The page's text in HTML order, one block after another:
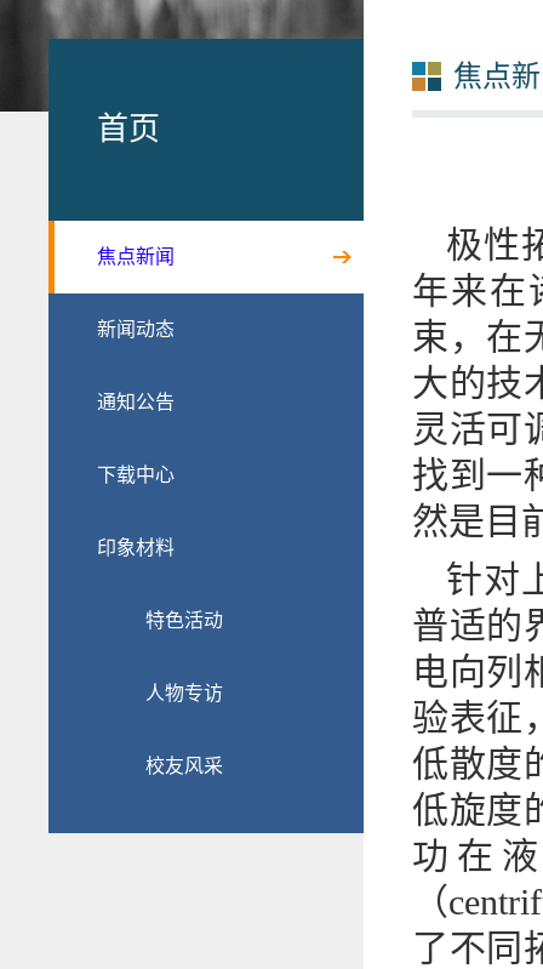
首页
焦点新闻
新闻动态
通知公告
下载中心
印象材料
特色活动
人物专访
校友风采
焦点
极性
年来在
束，在
大的技
灵活可
找到一
然是目
针对
普适的
电向列
验表征
低散度
低旋度
功在
（
了不同